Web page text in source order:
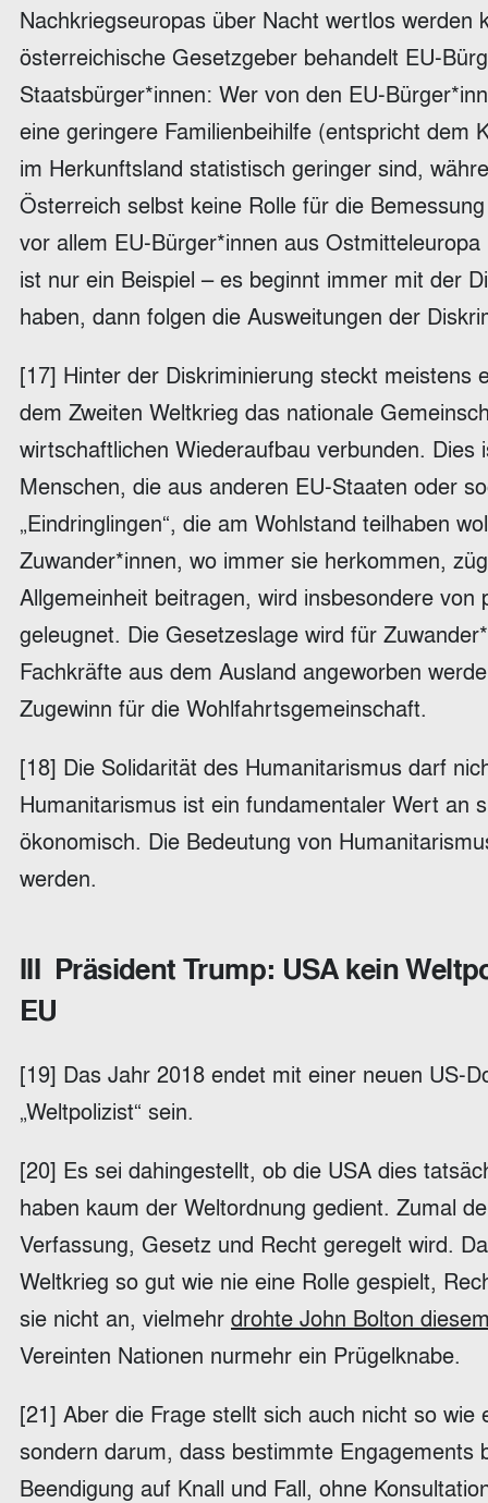
Nachkriegseuropas über Nacht wertlos
österreichische Gesetzgeber behandelt EU-
Staatsbürger*innen: Wer von den EU-
eine geringere Familienbeihilfe (entspricht dem
im Herkunftsland statistisch geringer sind,
Österreich selbst keine Rolle für die
vor allem EU-Bürger*innen aus
ist nur ein Beispiel – es beginnt immer mit der
haben, dann folgen die Ausweitungen der
[17] Hinter der Diskriminierung steckt meistens
dem Zweiten Weltkrieg das nationale
wirtschaftlichen Wiederaufbau verbunden.
Menschen, die aus anderen EU-Staaten oder
„Eindringlingen“, die am Wohlstand teilhaben
Zuwander*innen, wo immer sie herkommen,
Allgemeinheit beitragen, wird insbesondere
geleugnet. Die Gesetzeslage wird für
Fachkräfte aus dem Ausland angeworben
Zugewinn für die Wohlfahrtsgemeinschaft.
[18] Die Solidarität des Humanitarismus darf
Humanitarismus ist ein fundamentaler Wert an
ökonomisch. Die Bedeutung von
werden.
III Präsident Trump: USA kein
EU
[19] Das Jahr 2018 endet mit einer neuen US-
„Weltpolizist“ sein.
[20] Es sei dahingestellt, ob die USA dies
haben kaum der Weltordnung gedient. Zumal
Verfassung, Gesetz und Recht geregelt wird.
Weltkrieg so gut wie nie eine Rolle gespielt,
sie nicht an, vielmehr drohte John Bolton
Vereinten Nationen nurmehr ein Prügelknabe.
[21] Aber die Frage stellt sich auch nicht so
sondern darum, dass bestimmte
Beendigung auf Knall und Fall, ohne